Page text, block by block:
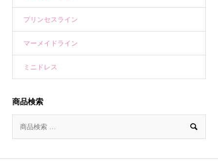
プリンセスライン
マーメイドライン
ミニドレス
商品検索
